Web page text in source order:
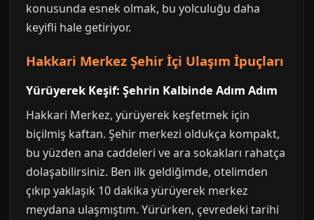
konusunda esnek olmak, bu yolculuğu daha
keyifli hale getiriyor.
Hakkari Merkez Şehir İçi Ulaşım İpuçları
Yürüyerek Keşif: Şehrin Kalbinde Adım Adım
Hakkari Merkez, yürüyerek keşfetmek için
biçilmiş kaftan. Şehir merkezi oldukça kompakt,
bu yüzden ana caddeleri ve ara sokakları rahatça
dolaşabilirsiniz. Ben ilk geldiğimde, otelimden
çıkıp yaklaşık 10 dakika yürüyerek merkez
meydana ulaşmıştım. Yürürken, çevredeki tarihi